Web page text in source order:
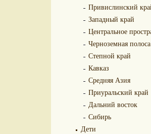
Привислинский
Западный край
Центральное
Черноземная полоса
Степной край
Кавказ
Средняя Азия
Приуральский край
Дальний восток
Сибирь
Дети